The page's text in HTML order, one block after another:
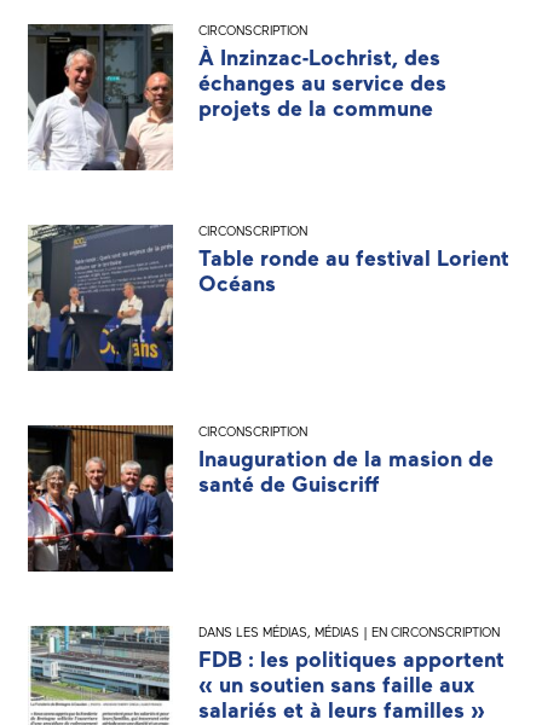
CIRCONSCRIPTION
À Inzinzac-Lochrist, des
échanges au service des
projets de la commune
CIRCONSCRIPTION
Table ronde au festival Lorient
Océans
CIRCONSCRIPTION
Inauguration de la masion de
santé de Guiscriff
DANS LES MÉDIAS, MÉDIAS | EN CIRCONSCRIPTION
FDB : les politiques apportent
« un soutien sans faille aux
salariés et à leurs familles »